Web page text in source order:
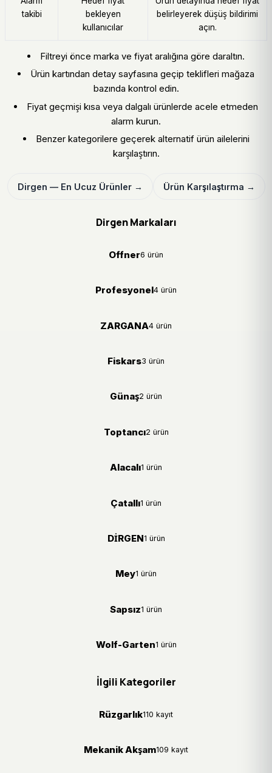
takibi
bekleyen
kullanıcılar
belirleyerek düşüş bildirimi
açın.
Filtreyi önce marka ve fiyat aralığına göre daraltın.
Ürün kartından detay sayfasına geçip teklifleri mağaza
bazında kontrol edin.
Fiyat geçmişi kısa veya dalgalı ürünlerde acele etmeden
alarm kurun.
Benzer kategorilere geçerek alternatif ürün ailelerini
karşılaştırın.
Dirgen — En Ucuz Ürünler → Ürün Karşılaştırma →
Dirgen Markaları
Offner6 ürün
Profesyonel4 ürün
ZARGANA4 ürün
Fiskars3 ürün
Günaş2 ürün
Toptancı2 ürün
Alacalı1 ürün
Çatallı1 ürün
DİRGEN1 ürün
Mey1 ürün
Sapsız1 ürün
Wolf-Garten1 ürün
İlgili Kategoriler
Rüzgarlık110 kayıt
Mekanik Akşam109 kayıt